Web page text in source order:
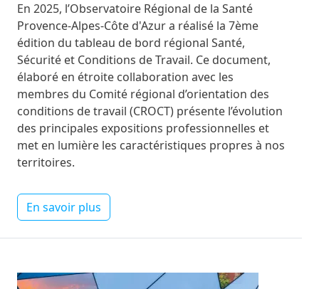
En 2025, l’Observatoire Régional de la Santé
Provence-Alpes-Côte d'Azur a réalisé la 7ème
édition du tableau de bord régional Santé,
Sécurité et Conditions de Travail. Ce document,
élaboré en étroite collaboration avec les
membres du Comité régional d’orientation des
conditions de travail (CROCT) présente l’évolution
des principales expositions professionnelles et
met en lumière les caractéristiques propres à nos
territoires.
En savoir plus
Image